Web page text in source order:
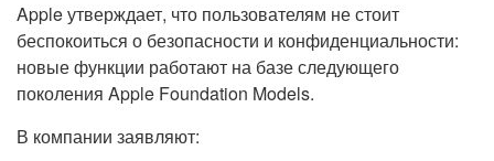
Apple утверждает, что пользователям не стоит
беспокоиться о безопасности и конфиденциальности:
новые функции работают на базе следующего
поколения Apple Foundation Models.
В компании заявляют: